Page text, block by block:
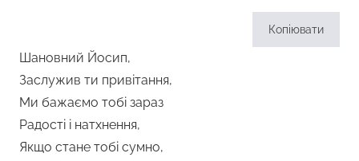
Копіювати
Шановний Йосип,
Заслужив ти привітання,
Ми бажаємо тобі зараз
Радості і натхнення,
Якщо стане тобі сумно,